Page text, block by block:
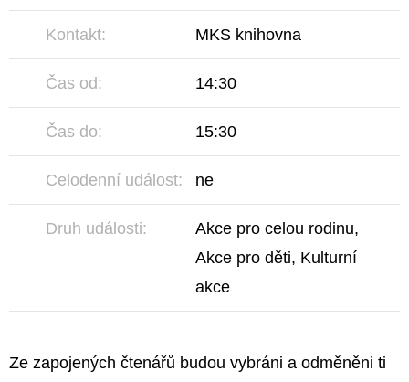
Lovci
perel
Kontakt: MKS knihovna
Čas od: 14:30
Čas do: 15:30
Celodenní událost: ne
Druh události:
Akce pro celou rodinu,
Akce pro děti, Kulturní
akce
Ze zapojených čtenářů budou vybráni a odměněni ti